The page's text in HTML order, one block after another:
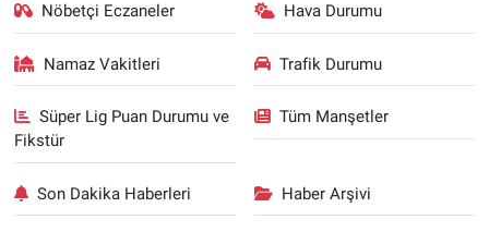
Nöbetçi Eczaneler Hava Durumu
Namaz Vakitleri Trafik Durumu
Süper Lig Puan Durumu ve
Fikstür
Tüm Manşetler
Son Dakika Haberleri Haber Arşivi